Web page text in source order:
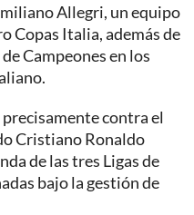
Allegri, un equipo
Copas Italia, además de
Campeones en los
contra el
Cristiano Ronaldo
de las tres Ligas de
bajo la gestión de